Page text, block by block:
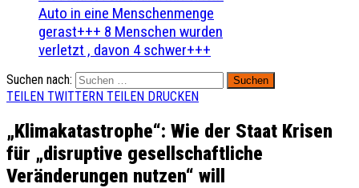
Auto in eine Menschenmenge
gerast+++ 8 Menschen wurden
verletzt , davon 4 schwer+++
Suchen nach:
TEILEN TWITTERN TEILEN DRUCKEN
„Klimakatastrophe“: Wie der Staat Krisen
für „disruptive gesellschaftliche
Veränderungen nutzen“ will